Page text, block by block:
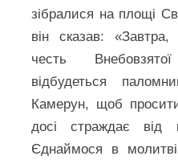
зібралися на площі
він сказав:
честь
відбудеться
Камерун, щоб
досі страждає від
Єднаймося в